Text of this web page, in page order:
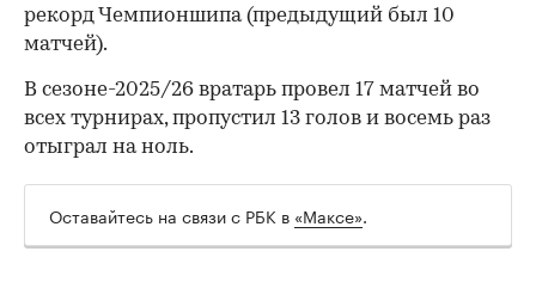
рекорд Чемпионшипа (предыдущий был 10
матчей).
В сезоне-2025/26 вратарь провел 17 матчей во
всех турнирах, пропустил 13 голов и восемь раз
отыграл на ноль.
Оставайтесь на связи с РБК в «Максе».